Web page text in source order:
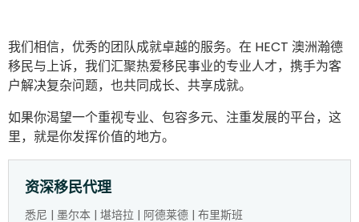
我们相信，优秀的团队成就卓越的服务。在 HECT 澳洲瀚德
移民与上诉，我们汇聚热爱移民事业的专业人才，携手为客
户解决复杂问题，也共同成长、共享成就。
如果你渴望一个重视专业、包容多元、注重发展的平台，这
里，就是你发挥价值的地方。
资深移民代理
悉尼 | 墨尔本 | 堪培拉 | 阿德莱德 | 布里斯班